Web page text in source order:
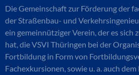
Die Gemeinschaft zur Förderung der
der Straßenbau- und
ein gemeinnütziger Verein, der es sich
hat, die VSVI Thüringen bei der
Fortbildung in Form von
Fachexkursionen, sowie u. a. auch